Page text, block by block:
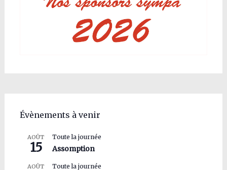
Évènements à venir
AOÛT
15
Toute la journée
Assomption
AOÛT Toute la journée